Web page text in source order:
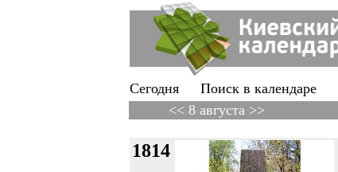
Сегодня Поиск в календаре
<< 8 августа >>
1814